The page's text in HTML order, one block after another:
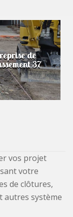
de
37
vos projet
votre
de clôtures,
autres système